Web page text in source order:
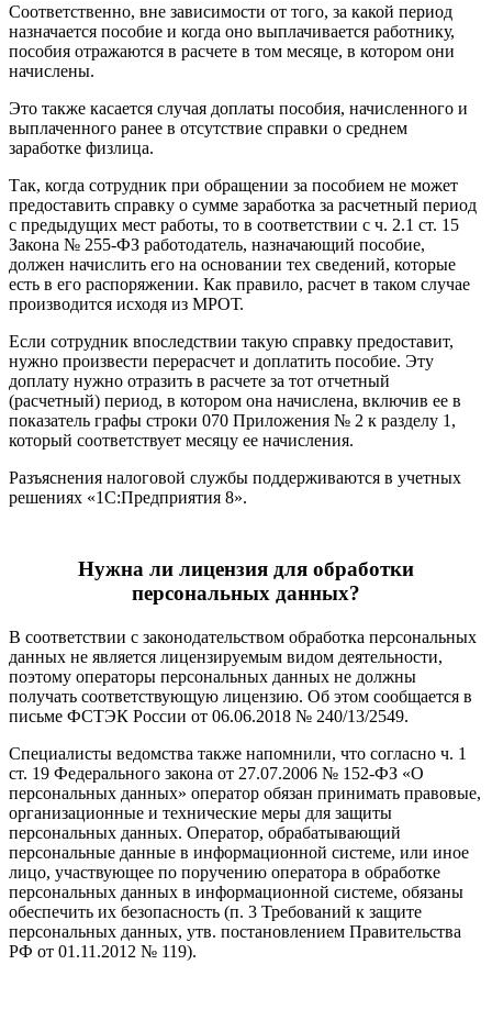
Соответственно, вне зависимости от того, за какой период
назначается пособие и когда оно выплачивается работнику,
пособия отражаются в расчете в том месяце, в котором они
начислены.
Это также касается случая доплаты пособия, начисленного и
выплаченного ранее в отсутствие справки о среднем
заработке физлица.
Так, когда сотрудник при обращении за пособием не может
предоставить справку о сумме заработка за расчетный период
с предыдущих мест работы, то в соответствии с ч. 2.1 ст. 15
Закона № 255-ФЗ работодатель, назначающий пособие,
должен начислить его на основании тех сведений, которые
есть в его распоряжении. Как правило, расчет в таком случае
производится исходя из МРОТ.
Если сотрудник впоследствии такую справку предоставит,
нужно произвести перерасчет и доплатить пособие. Эту
доплату нужно отразить в расчете за тот отчетный
(расчетный) период, в котором она начислена, включив ее в
показатель графы строки 070 Приложения № 2 к разделу 1,
который соответствует месяцу ее начисления.
Разъяснения налоговой службы поддерживаются в учетных
решениях «1С:Предприятия 8».
Нужна ли лицензия для обработки
персональных данных?
В соответствии с законодательством обработка персональных
данных не является лицензируемым видом деятельности,
поэтому операторы персональных данных не должны
получать соответствующую лицензию. Об этом сообщается в
письме ФСТЭК России от 06.06.2018 № 240/13/2549.
Специалисты ведомства также напомнили, что согласно ч. 1
ст. 19 Федерального закона от 27.07.2006 № 152-ФЗ «О
персональных данных» оператор обязан принимать правовые,
организационные и технические меры для защиты
персональных данных. Оператор, обрабатывающий
персональные данные в информационной системе, или иное
лицо, участвующее по поручению оператора в обработке
персональных данных в информационной системе, обязаны
обеспечить их безопасность (п. 3 Требований к защите
персональных данных, утв. постановлением Правительства
РФ от 01.11.2012 № 119).